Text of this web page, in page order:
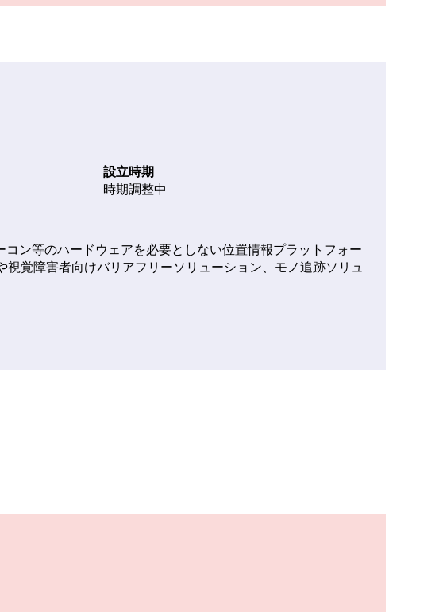
設立時期
時期調整中
ン等のハードウェアを必要としない位置情報プラットフォー
覚障害者向けバリアフリーソリューション、モノ追跡ソリュ